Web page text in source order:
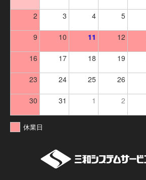
2 3 4 5
9 10 11 12
16 17 18 19
23 24 25 26
30 31 1 2
休業日